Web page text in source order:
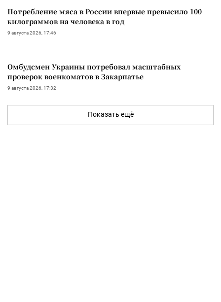
Потребление мяса в России впервые превысило 100
килограммов на человека в год
9 августа 2026, 17:46
Омбудсмен Украины потребовал масштабных
проверок военкоматов в Закарпатье
9 августа 2026, 17:32
Показать ещё